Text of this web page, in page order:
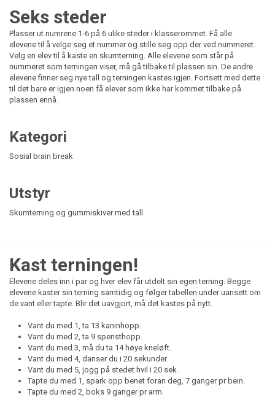
Seks steder
Plasser ut numrene 1-6 på 6 ulike steder i klasserommet. Få alle
elevene til å velge seg et nummer og stille seg opp der ved nummeret.
Velg en elev til å kaste en skumterning. Alle elevene som står på
nummeret som terningen viser, må gå tilbake til plassen sin. De andre
elevene finner seg nye tall og terningen kastes igjen. Fortsett med dette
til det bare er igjen noen få elever som ikke har kommet tilbake på
plassen ennå.
Kategori
Sosial brain break
Utstyr
Skumterning og gummiskiver med tall
Kast terningen!
Elevene deles inn i par og hver elev får utdelt sin egen terning. Begge
elevene kaster sin terning samtidig og følger tabellen under uansett om
de vant eller tapte. Blir det uavgjort, må det kastes på nytt.
Vant du med 1, ta 13 kaninhopp.
Vant du med 2, ta 9 spensthopp.
Vant du med 3, må du ta 14 høye kneløft.
Vant du med 4, danser du i 20 sekunder.
Vant du med 5, jogg på stedet hvil i 20 sek.
Tapte du med 1, spark opp benet foran deg, 7 ganger pr bein.
Tapte du med 2, boks 9 ganger pr arm.